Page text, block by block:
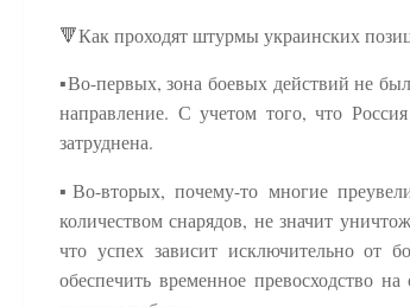
🔻Как проходят штурмы украинских
▪️Во-первых, зона боевых действий не
направление. С учетом того, что
затруднена.
▪️Во-вторых, почему-то многие
количеством снарядов, не значит
что успех зависит исключительно от
обеспечить временное превосходство